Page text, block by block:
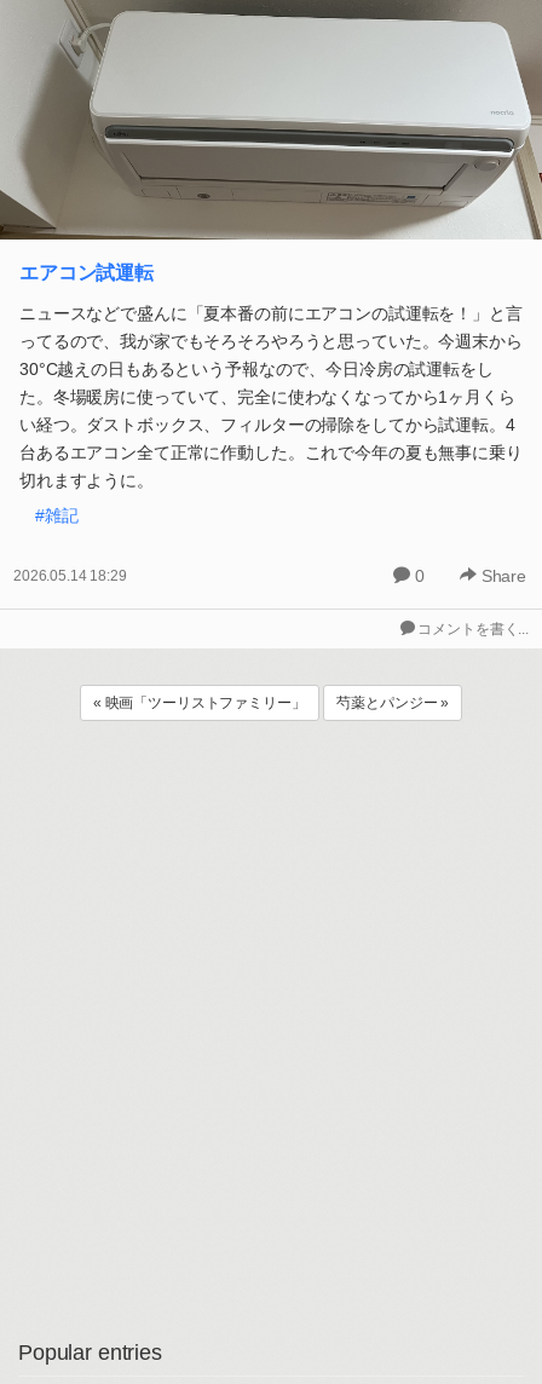
エアコン試運転
ニュースなどで盛んに「夏本番の前にエアコンの試運転を！」と言
ってるので、我が家でもそろそろやろうと思っていた。今週末から
30°C越えの日もあるという予報なので、今日冷房の試運転をし
た。冬場暖房に使っていて、完全に使わなくなってから1ヶ月くら
い経つ。ダストボックス、フィルターの掃除をしてから試運転。4
台あるエアコン全て正常に作動した。これで今年の夏も無事に乗り
切れますように。
#雑記
2026.05.14 18:29 0 Share
コメントを書く...
« 映画「ツーリストファミリー」 芍薬とパンジー »
Popular entries